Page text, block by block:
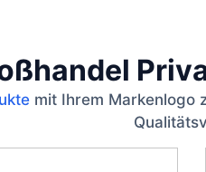
mit Ihrem Markenlogo